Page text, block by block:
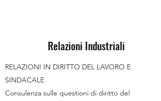
Relazioni Industriali
RELAZIONI IN DIRITTO DEL LAVORO E
SINDACALE
Consulenza sulle questioni di diritto del